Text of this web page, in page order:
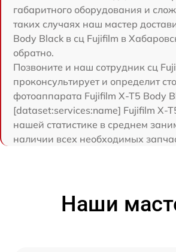
габаритного оборудования и
таких случаях наш мастер
Body Black в сц Fujifilm в
обратно.
Позвоните и наш сотрудник сц
проконсультирует и определит
фотоаппарата Fujifilm X-T5 Body
[dataset:services:name] Fujifilm X-
нашей статистике в среднем
наличии всех необходимых
Наши